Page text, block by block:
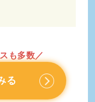
も多数／
る